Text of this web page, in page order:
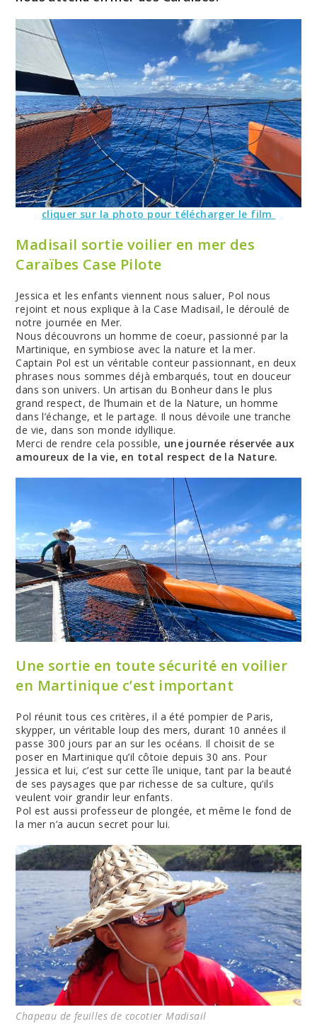
cliquer sur la photo pour télécharger le film
Madisail sortie voilier en mer des
Caraïbes Case Pilote
Jessica et les enfants viennent nous saluer, Pol nous
rejoint et nous explique à la Case Madisail, le déroulé de
notre journée en Mer.
Nous découvrons un homme de coeur, passionné par la
Martinique, en symbiose avecla nature et la mer.
Captain Pol est un véritable conteur passionnant, en deux
phrases nous sommes déjà embarqués, tout en douceur
dans son univers. Un artisan du Bonheur dans le plus
grand respect, de l’humain et de la Nature, un homme
dans l’échange, et le partage. Il nous dévoile une tranche
de vie, dans son monde idyllique.
Merci de rendre cela possible, une journée réservée aux
amoureux de la vie, en total respect de la Nature.
Une sortie en toute sécurité en voilier
en Martinique c’est important
Pol réunit tous ces critères, il a été pompier de Paris,
skypper, un véritable loup des mers, durant 10 années il
passe 300 jours par an sur les océans. Il choisit de se
poser en Martinique qu’il côtoie depuis 30 ans. Pour
Jessica et lui, c’est sur cette île unique, tant par la beauté
de ses paysages que par richesse de sa culture, qu’ils
veulent voir grandir leur enfants.
Pol est aussi professeur de plongée, et même le fond de
la mer n’a aucun secret pour lui.
Chapeau de feuilles de cocotier Madisail